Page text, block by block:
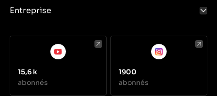
Entreprise
15,6 k
abonnés
1900
abonnés